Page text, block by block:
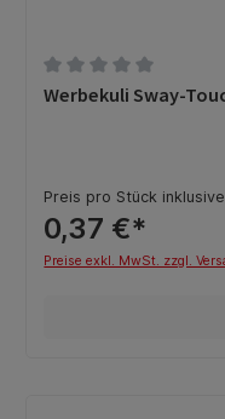
Durchschnittliche
Werbekuli Sway-
Preis pro Stück
0,37 €*
Preise exkl. MwSt. zzgl.